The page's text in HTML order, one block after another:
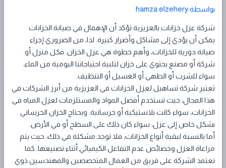
بواسطة hamza elzehery
شركة عزل خزانات بالعزيزية تؤكد أن الإهمال في صيانة الخزانات
يمكن أن يؤدي إلى مشاكل وأضرار كبيرة. لذا، من الضروري إجراء
صيانة دورية للخزانات، وأهم خطوة هي عزل الخزان. فكل منزل أو
شركة أو مصنع يحتوي على خزان لتلبية احتياجاتنا اليومية من الماء،
سواء للشرب أو الطهي أو الغسيل أو التنظيف.
تعتبر شركة تساهيل لعزل الخزانات في العزيزية من أبرز الشركات في
هذا المجال، حيث تستخدم أفضل المواد والمستلزمات لعزل المياه في
الخزانات، سواء كانت بلاستيكية أو خرسانية. ويحتاج الخزان الخرساني
بشكل خاص إلى عزل، سواء كان ذلك على السطح أو في الأرض.
أما بالنسبة لبقية أنواع الخزانات، فلا توجد مشكلة في ذلك، حيث يتم
مراعاة العزل وخصائص عدم التفاعل الكيميائي أثناء تصنيعها. كما
تعتمد الشركة على فريق من العمال المتخصصين والمهندسين ذوي